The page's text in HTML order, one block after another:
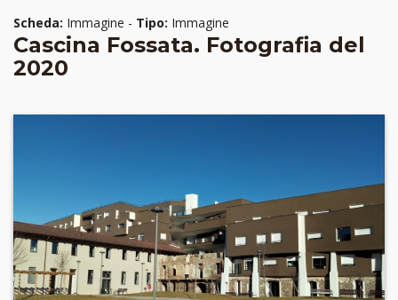
Scheda: Immagine - Tipo: Immagine
Cascina Fossata. Fotografia del
2020